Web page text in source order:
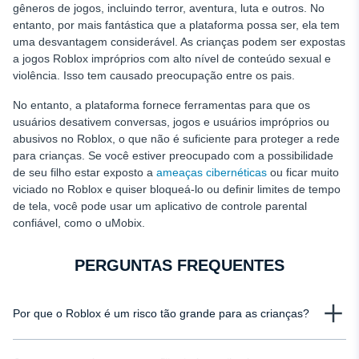
gêneros de jogos, incluindo terror, aventura, luta e outros. No
entanto, por mais fantástica que a plataforma possa ser, ela tem
uma desvantagem considerável. As crianças podem ser expostas
a jogos Roblox impróprios com alto nível de conteúdo sexual e
violência. Isso tem causado preocupação entre os pais.
No entanto, a plataforma fornece ferramentas para que os
usuários desativem conversas, jogos e usuários impróprios ou
abusivos no Roblox, o que não é suficiente para proteger a rede
para crianças. Se você estiver preocupado com a possibilidade
de seu filho estar exposto a ameaças cibernéticas ou ficar muito
viciado no Roblox e quiser bloqueá-lo ou definir limites de tempo
de tela, você pode usar um aplicativo de controle parental
confiável, como o uMobix.
PERGUNTAS FREQUENTES
Por que o Roblox é um risco tão grande para as crianças?